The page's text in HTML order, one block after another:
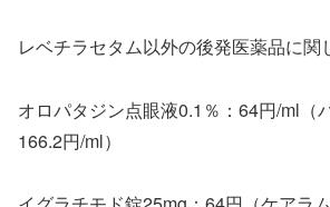
レベチラセタム以外の後発医薬品に関
オロパタジン点眼液0.1％：64円/ml（
166.2円/ml）